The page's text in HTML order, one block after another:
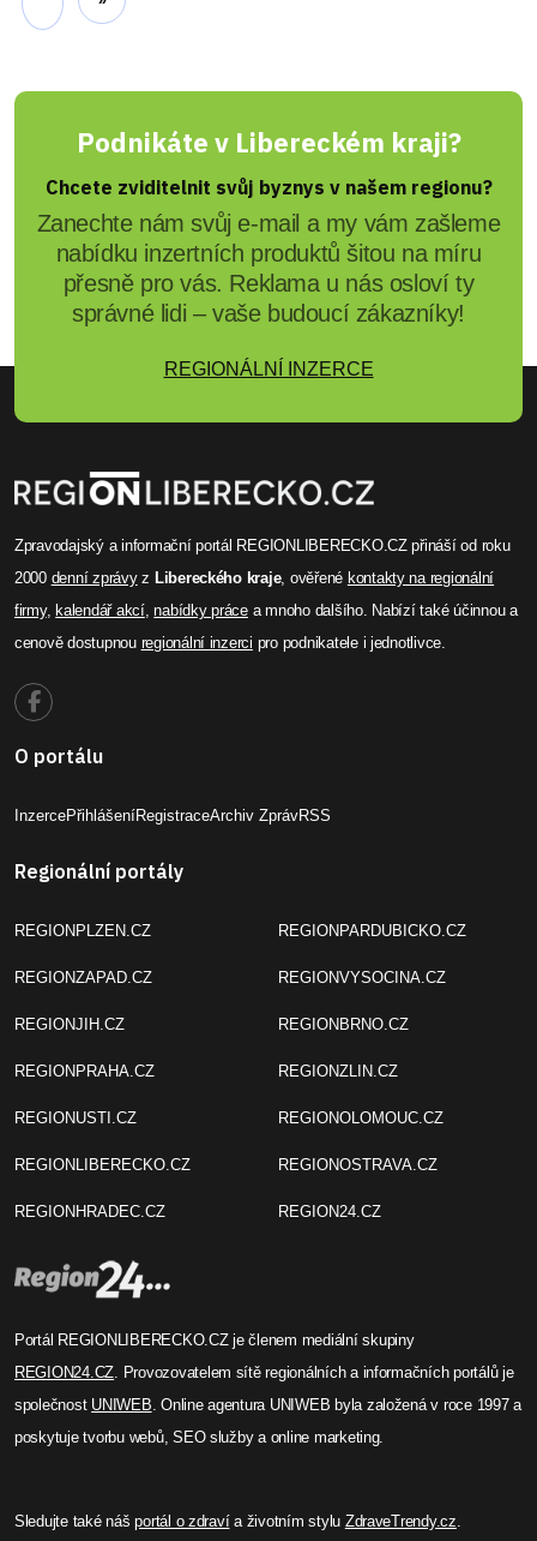
Pátráme po 65leté ženě z
Turnova
POLICIE ČR územní odbor Liberec
Kdy denní svícení nestačí